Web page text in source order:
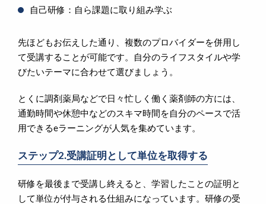
自己研修：自ら課題に取り組み学ぶ
先ほどもお伝えした通り、複数のプロバイダーを併用し
て受講することが可能です。自分のライフスタイルや学
びたいテーマに合わせて選びましょう。
とくに調剤薬局などで日々忙しく働く薬剤師の方には、
通勤時間や休憩中などのスキマ時間を自分のペースで活
用できるeラーニングが人気を集めています。
ステップ2.受講証明として単位を取得する
研修を最後まで受講し終えると、学習したことの証明と
して単位が付与される仕組みになっています。研修の受